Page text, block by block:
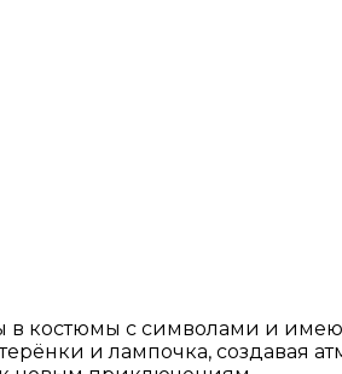
в костюмы с символами и
и лампочка, создавая